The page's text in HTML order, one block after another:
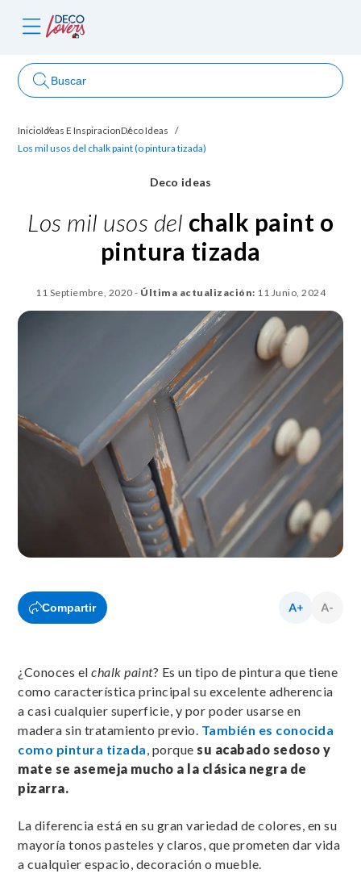
Buscar
InicioIdeas E InspiracionDeco Ideas
Los mil usos del chalk paint (o pintura tizada)
Deco ideas
Los mil usos del chalk paint o
pintura tizada
11 Septiembre, 2020 - Última actualización: 11 Junio, 2024
Compartir
¿Conoces elchalk paint? Es un tipo de pintura que tiene
como característica principal su excelente adherencia
a casi cualquier superficie, y por poder usarse en
madera sin tratamiento previo. También es conocida
como pintura tizada, porque su acabado sedoso y
mate se asemeja mucho a la clásica negra de
pizarra.
La diferencia está en su gran variedad de colores, en su
mayoría tonos pasteles y claros, que prometen dar vida
a cualquier espacio, decoración o mueble.